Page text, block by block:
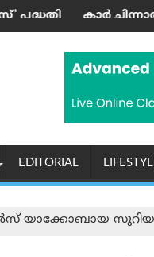
ഉദ്ഘാടനം ചെയ്തു
നദിയിലേക്ക്
EDITORIAL
യാക്കോബായ